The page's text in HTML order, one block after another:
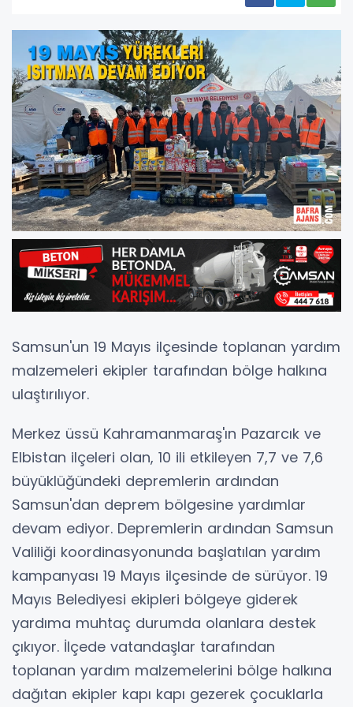
Samsun'un 19 Mayıs ilçesinde toplanan yardım
malzemeleri ekipler tarafından bölge halkına
ulaştırılıyor.
Merkez üssü Kahramanmaraş'ın Pazarcık ve
Elbistan ilçeleri olan, 10 ili etkileyen 7,7 ve 7,6
büyüklüğündeki depremlerin ardından
Samsun'dan deprem bölgesine yardımlar
devam ediyor. Depremlerin ardından Samsun
Valiliği koordinasyonunda başlatılan yardım
kampanyası 19 Mayıs ilçesinde de sürüyor. 19
Mayıs Belediyesi ekipleri bölgeye giderek
yardıma muhtaç durumda olanlara destek
çıkıyor. İlçede vatandaşlar tarafından
toplanan yardım malzemelerini bölge halkına
dağıtan ekipler kapı kapı gezerek çocuklarla